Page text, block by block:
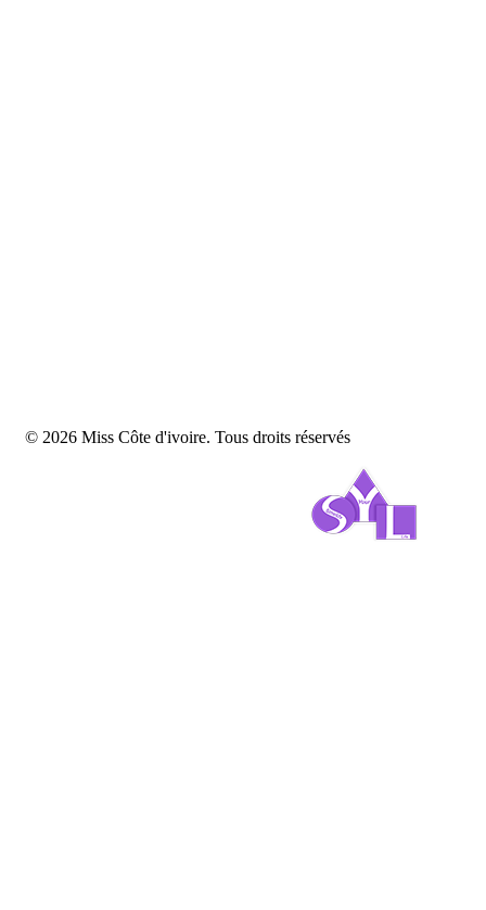
© 2026 Miss Côte d'ivoire. Tous droits réservés